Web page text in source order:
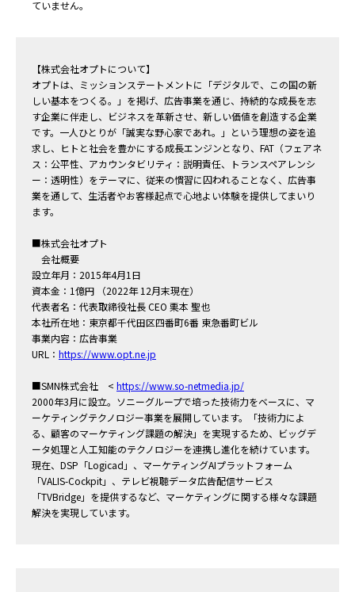
ていません。
【株式会社オプトについて】
オプトは、ミッションステートメントに「デジタルで、この国の新
しい基本をつくる。」を掲げ、広告事業を通じ、持続的な成長を志
す企業に伴走し、ビジネスを革新させ、新しい価値を創造する企業
です。一人ひとりが「誠実な野心家であれ。」という理想の姿を追
求し、ヒトと社会を豊かにする成長エンジンとなり、FAT（フェアネ
ス：公平性、アカウンタビリティ：説明責任、トランスペアレンシ
ー：透明性）をテーマに、従来の慣習に囚われることなく、広告事
業を通して、生活者やお客様起点で心地よい体験を提供してまいり
ます。
■株式会社オプト
会社概要
設立年月：2015年4月1日
資本金：1億円 （2022年 12月末現在）
代表者名：代表取締役社長 CEO 栗本 聖也
本社所在地：東京都千代田区四番町6番 東急番町ビル
事業内容：広告事業
URL： https://www.opt.ne.jp
■SMN株式会社 < https://www.so-netmedia.jp/
2000年3月に設立。ソニーグループで培った技術力をベースに、マ
ーケティングテクノロジー事業を展開しています。「技術力によ
る、顧客のマーケティング課題の解決」を実現するため、ビッグデ
ータ処理と人工知能のテクノロジーを連携し進化を続けています。
現在、DSP「Logicad」、マーケティングAIプラットフォーム
「VALIS-Cockpit」、テレビ視聴データ広告配信サービス
「TVBridge」を提供するなど、マーケティングに関する様々な課題
解決を実現しています。